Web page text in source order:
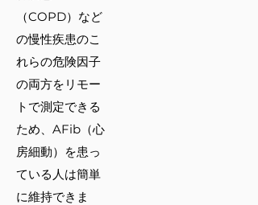
（COPD）など
の慢性疾患のこ
れらの危険因子
の両方をリモー
トで測定できる
ため、AFib（心
房細動）を患っ
ている人は簡単
に維持できま